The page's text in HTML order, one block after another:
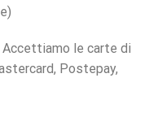
Accettiamo le carte di
Postepay,